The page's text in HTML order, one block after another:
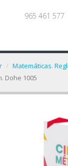
965 461 577
Matemáticas.
Dohe 1005